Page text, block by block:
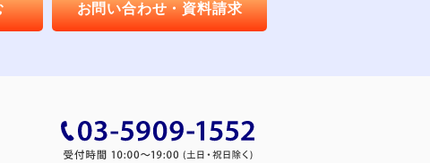
お問い合わせ・資料請求